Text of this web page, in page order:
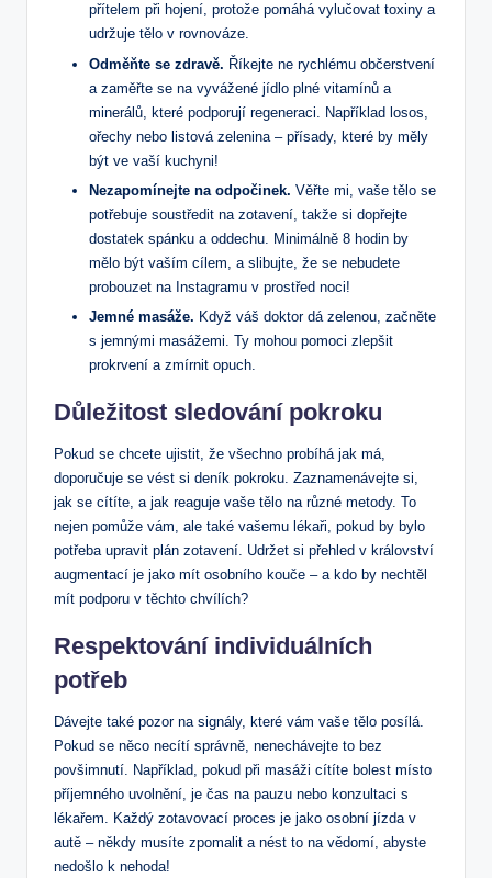
přítelem při hojení, protože pomáhá vylučovat toxiny a
udržuje tělo v rovnováze.
Odměňte se zdravě. Říkejte ne rychlému občerstvení
a zaměřte se na vyvážené jídlo plné vitamínů a
minerálů, které podporují regeneraci. Například losos,
ořechy nebo listová zelenina – přísady, které by měly
být ve vaší kuchyni!
Nezapomínejte na odpočinek. Věřte mi, vaše tělo se
potřebuje soustředit na zotavení, takže si dopřejte
dostatek spánku a oddechu. Minimálně 8 hodin by
mělo být vaším cílem, a slibujte, že se nebudete
probouzet na Instagramu v prostřed noci!
Jemné masáže. Když váš doktor dá zelenou, začněte
s jemnými masážemi. Ty mohou pomoci zlepšit
prokrvení a zmírnit opuch.
Důležitost sledování pokroku
Pokud se chcete ujistit, že všechno probíhá jak má,
doporučuje se vést si deník pokroku. Zaznamenávejte si,
jak se cítíte, a jak reaguje vaše tělo na různé metody. To
nejen pomůže vám, ale také vašemu lékaři, pokud by bylo
potřeba upravit plán zotavení. Udržet si přehled v království
augmentací je jako mít osobního kouče – a kdo by nechtěl
mít podporu v těchto chvílích?
Respektování individuálních
potřeb
Dávejte také pozor na signály, které vám vaše tělo posílá.
Pokud se něco necítí správně, nenechávejte to bez
povšimnutí. Například, pokud při masáži cítíte bolest místo
příjemného uvolnění, je čas na pauzu nebo konzultaci s
lékařem. Každý zotavovací proces je jako osobní jízda v
autě – někdy musíte zpomalit a nést to na vědomí, abyste
nedošlo k nehoda!